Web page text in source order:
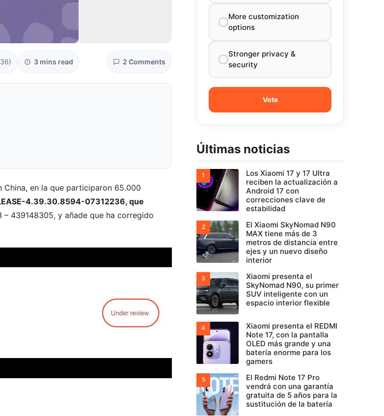
3 mins read 2 Comments
China, en la que participaron 65.000
4.39.30.8594-07312236, que
– 439148305, y añade que ha corregido
More customization
options
Stronger privacy &
security
Últimas noticias
Los Xiaomi 17 y 17 Ultra
reciben la actualización a
Android 17 con
correcciones clave de
estabilidad
El Xiaomi SkyNomad N90
MAX tiene más de 3
metros de distancia entre
ejes y un nuevo diseño
interior
Xiaomi presenta el
SkyNomad N90, su primer
SUV inteligente con un
espacio interior flexible
Xiaomi presenta el REDMI
Note 17, con la pantalla
OLED más grande y una
batería enorme para los
gamers
El Redmi Note 17 Pro
vendrá con una garantía
gratuita de 5 años para la
sustitución de la batería